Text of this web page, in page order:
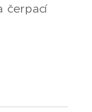
čerpací